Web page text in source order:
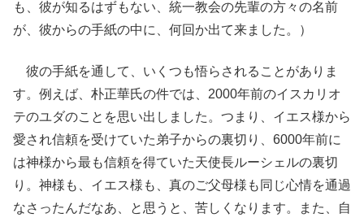
も、彼が知るはずもない、統一教会の先輩の方々の名前
が、彼からの手紙の中に、何回か出て来ました。）
彼の手紙を通して、いくつも悟らされることがありま
す。例えば、朴正華氏の件では、2000年前のイスカリオ
テのユダのことを思い出しました。つまり、イエス様から
愛され信頼を受けていた弟子からの裏切り、6000年前に
は神様から最も信頼を得ていた天使長ルーシェルの裏切
り。神様も、イエス様も、真のご父母様も同じ心情を通過
なさったんだなあ、と思うと、苦しくなります。また、自